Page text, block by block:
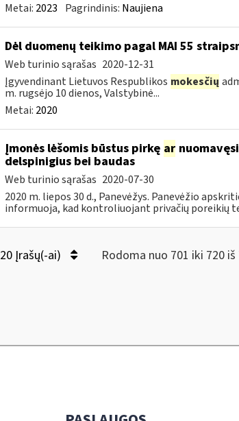
Metai: 2023 Pagrindinis: Naujiena
Dėl duomenų teikimo pagal MAI 55
Web turinio sąrašas 2020-12-31
Įgyvendinant Lietuvos Respublikos mokesčių
m. rugsėjo 10 dienos, Valstybinė...
Metai: 2020
Įmonės lėšomis būstus pirkę ar
delspinigius bei baudas
Web turinio sąrašas 2020-07-30
2020 m. liepos 30 d., Panevėžys. Panevėžio
informuoja, kad kontroliuojant privačių poreikių
20 Įrašų(-ai) Rodoma nuo 701 iki 720 iš